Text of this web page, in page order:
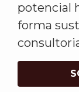
potencial
forma